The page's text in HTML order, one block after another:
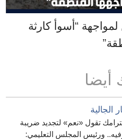
“أسوأ كارثة
أيضا
الجالية
تقول «نعم» لتجديد ضريبة
ورئيس المجلس التعليمي: